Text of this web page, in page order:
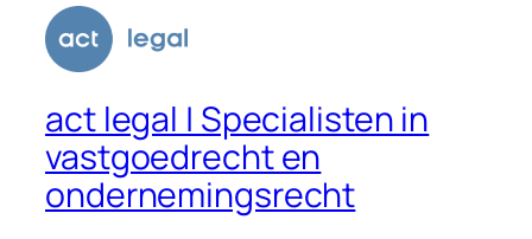
act legal | Specialisten in
vastgoedrecht en
ondernemingsrecht